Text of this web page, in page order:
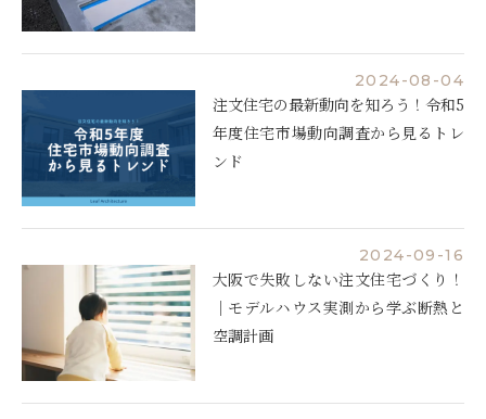
2024-08-04
注文住宅の最新動向を知ろう！令和5
年度住宅市場動向調査から見るトレ
ンド
2024-09-16
大阪で失敗しない注文住宅づくり！
｜モデルハウス実測から学ぶ断熱と
空調計画